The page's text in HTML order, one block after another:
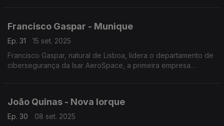
Francisco Gaspar - Munique
Ep. 31
15 set. 2025
Francisco Gaspar, natural de Lisboa, lidera o departamento de
cibersegurança da Isar AeroSpace, a primeira empresa
João Quinas - Nova Iorque
Ep. 30
08 set. 2025